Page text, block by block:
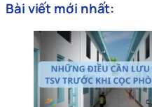
Bài viết mới nhất: